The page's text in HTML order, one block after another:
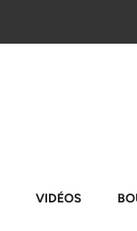
VIDÉOS